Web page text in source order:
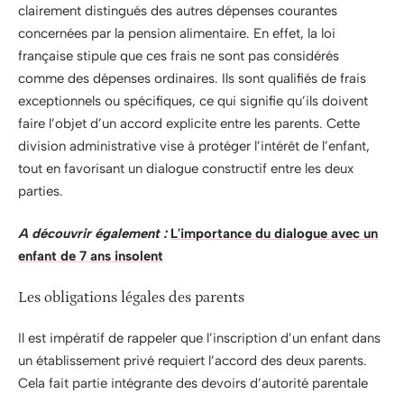
clairement distingués des autres dépenses courantes
concernées par la pension alimentaire. En effet, la loi
française stipule que ces frais ne sont pas considérés
comme des dépenses ordinaires. Ils sont qualifiés de frais
exceptionnels ou spécifiques, ce qui signifie qu’ils doivent
faire l’objet d’un accord explicite entre les parents. Cette
division administrative vise à protéger l’intérêt de l’enfant,
tout en favorisant un dialogue constructif entre les deux
parties.
A découvrir également : L'importance du dialogue avec un
enfant de 7 ans insolent
Les obligations légales des parents
Il est impératif de rappeler que l’inscription d’un enfant dans
un établissement privé requiert l’accord des deux parents.
Cela fait partie intégrante des devoirs d’autorité parentale